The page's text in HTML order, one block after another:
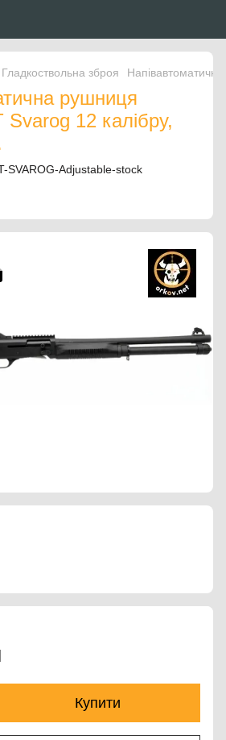
Гладкоствольна зброя
рушниця
12 калібру,
SVAROG-Adjustable-stock
Купити